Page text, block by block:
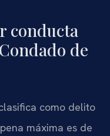
conducta
de
como delito
máxima es de